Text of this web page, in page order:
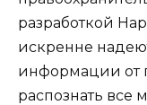
разработкой
искренне
информации от
распознать все